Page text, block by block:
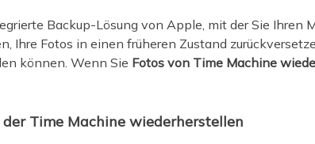
Backup-Lösung von Apple, mit der Sie Ihren
Ihre Fotos in einen früheren Zustand
können. Wenn Sie Fotos von Time Machine
der Time Machine wiederherstellen